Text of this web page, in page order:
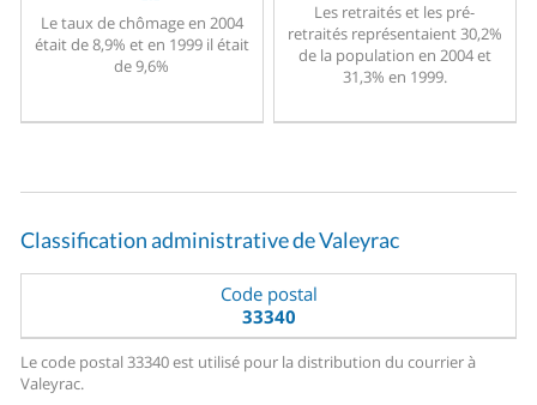
Le taux de chômage en 2004
était de 8,9% et en 1999 il était
de 9,6%
Les retraités et les pré-
retraités représentaient 30,2%
de la population en 2004 et
31,3% en 1999.
Classification administrative de Valeyrac
Code postal
33340
Le code postal 33340 est utilisé pour la distribution du courrier à
Valeyrac.